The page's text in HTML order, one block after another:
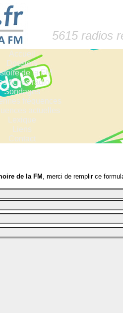
5615 radios
Accueil
Dossiers
de la FM
fiches radio
Sondages
fréquences
actuelles
Lexique
Liens
Contact
de la FM, merci de remplir ce